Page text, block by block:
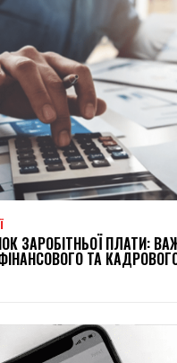
ЗАРОБІТНЬОЇ ПЛАТИ:
ТА